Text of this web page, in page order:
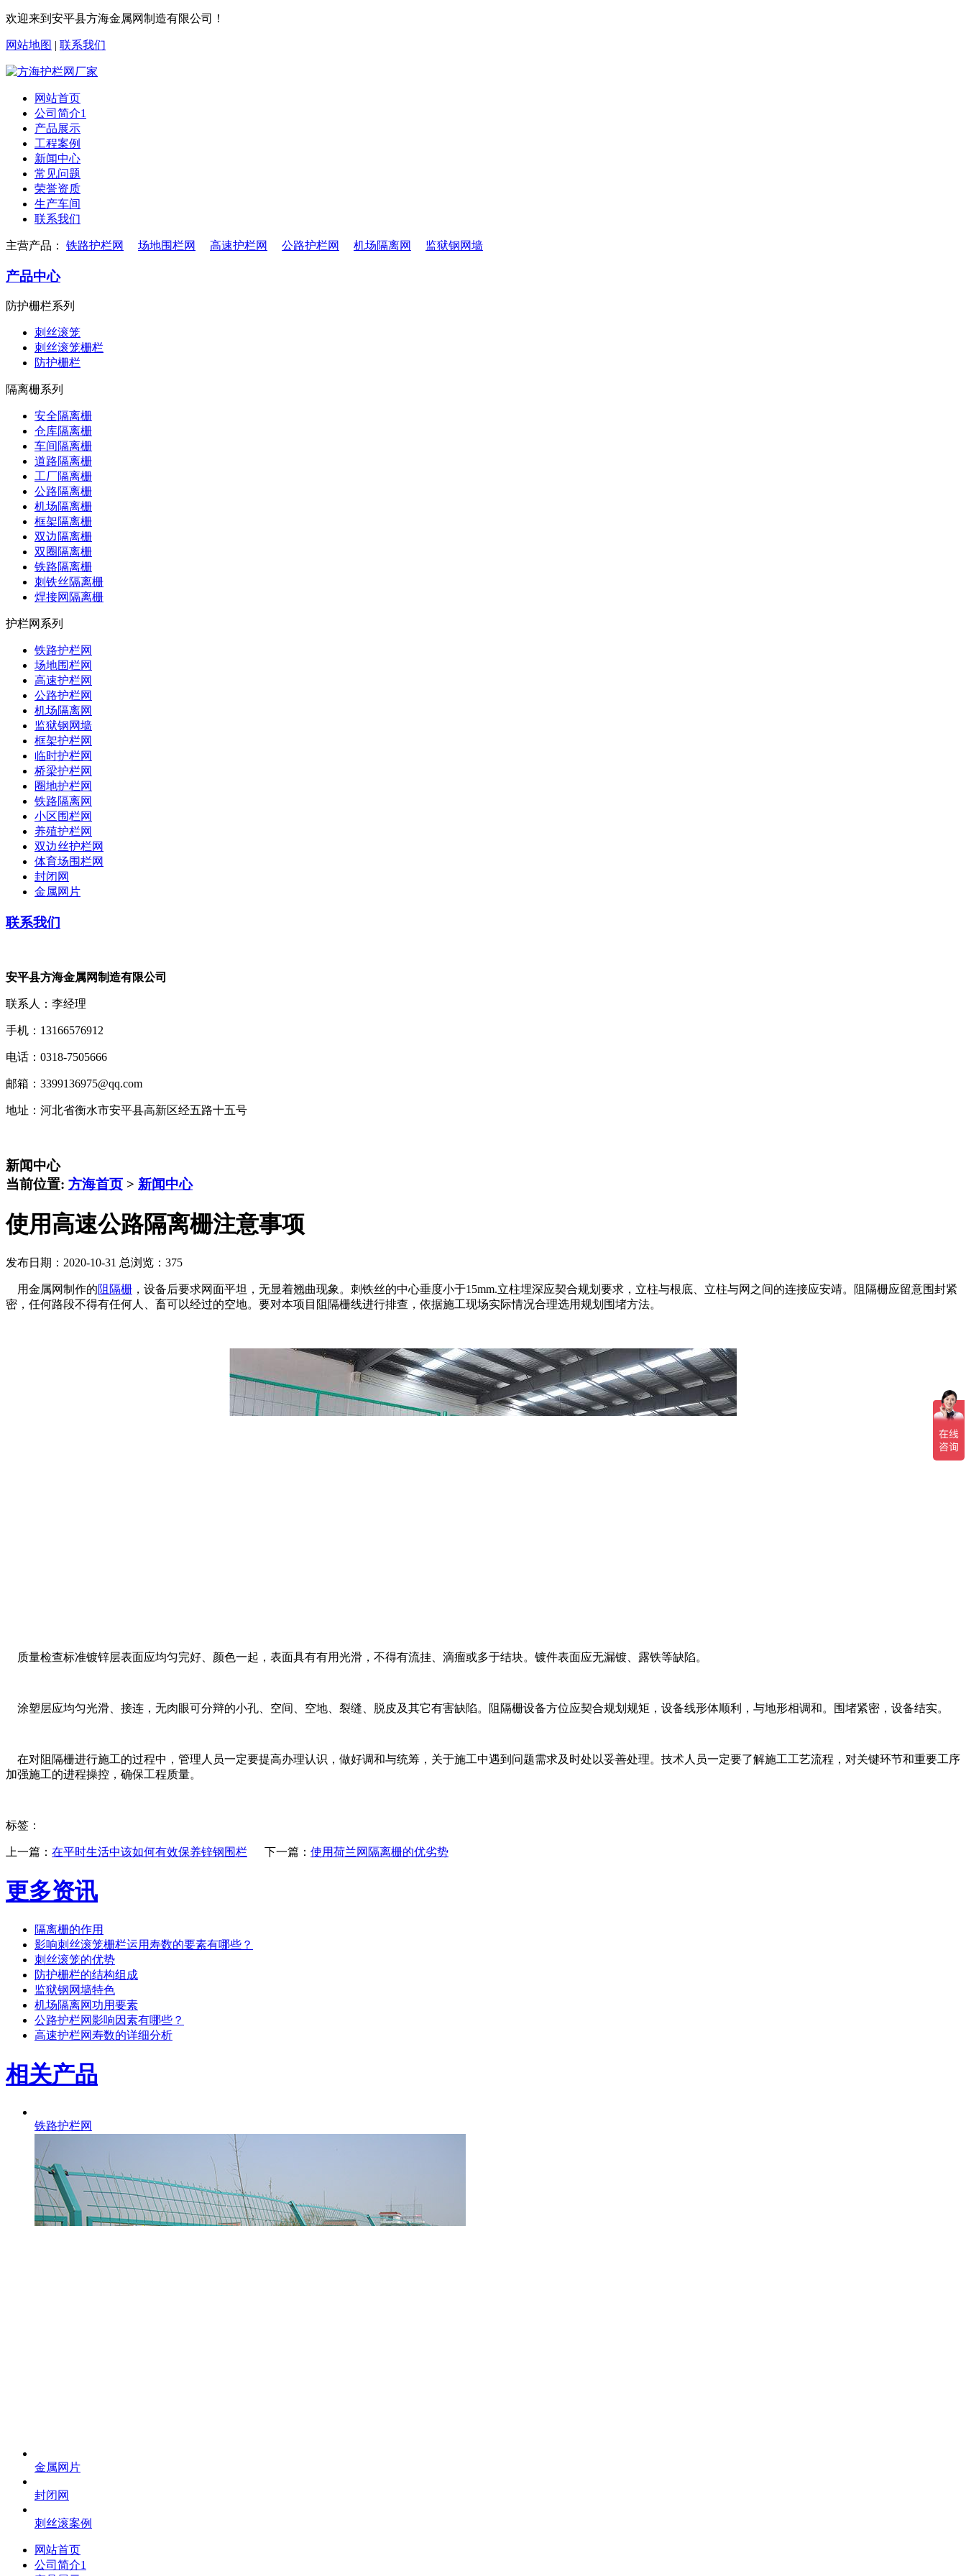
欢迎来到安平县方海金属网制造有限公司！
网站地图 | 联系我们
网站首页
公司简介1
产品展示
工程案例
新闻中心
常见问题
荣誉资质
生产车间
联系我们
主营产品： 铁路护栏网 场地围栏网 高速护栏网 公路护栏网 机场隔离网 监狱钢网墙
产品中心
防护栅栏系列
刺丝滚笼
刺丝滚笼栅栏
防护栅栏
隔离栅系列
安全隔离栅
仓库隔离栅
车间隔离栅
道路隔离栅
工厂隔离栅
公路隔离栅
机场隔离栅
框架隔离栅
双边隔离栅
双圈隔离栅
铁路隔离栅
刺铁丝隔离栅
焊接网隔离栅
护栏网系列
铁路护栏网
场地围栏网
高速护栏网
公路护栏网
机场隔离网
监狱钢网墙
框架护栏网
临时护栏网
桥梁护栏网
圈地护栏网
铁路隔离网
小区围栏网
养殖护栏网
双边丝护栏网
体育场围栏网
封闭网
金属网片
联系我们
安平县方海金属网制造有限公司
联系人：李经理
手机：13166576912
电话：0318-7505666
邮箱：3399136975@qq.com
地址：河北省衡水市安平县高新区经五路十五号
新闻中心
当前位置: 方海首页 > 新闻中心
使用高速公路隔离栅注意事项
发布日期：2020-10-31 总浏览： 375
用金属网制作的阻隔栅 ，设备后要求网面平坦，无显着翘曲现象。刺铁丝的中心垂度小于15mm.立柱埋深应契合规划要求，立柱与根底、立柱与网之间的连接应安靖。阻隔栅应留意围封紧
密，任何路段不得有任何人、畜可以经过的空地。要对本项目阻隔栅线进行排查，依据施工现场实际情况合理选用规划围堵方法。
质量检查标准镀锌层表面应均匀完好、颜色一起，表面具有有用光滑，不得有流挂、滴瘤或多于结块。镀件表面应无漏镀、露铁等缺陷。
涂塑层应均匀光滑、接连，无肉眼可分辩的小孔、空间、空地、裂缝、脱皮及其它有害缺陷。阻隔栅设备方位应契合规划规矩，设备线形体顺利，与地形相调和。围堵紧密，设备结实。
在对阻隔栅进行施工的过程中，管理人员一定要提高办理认识，做好调和与统筹，关于施工中遇到问题需求及时处以妥善处理。技术人员一定要了解施工工艺流程，对关键环节和重要工序
加强施工的进程操控，确保工程质量。
标签：
上一篇： 在平时生活中该如何有效保养锌钢围栏 下一篇： 使用荷兰网隔离栅的优劣势
更多资讯
隔离栅的作用
影响刺丝滚笼栅栏运用寿数的要素有哪些？
刺丝滚笼的优势
防护栅栏的结构组成
监狱钢网墙特色
机场隔离网功用要素
公路护栏网影响因素有哪些？
高速护栏网寿数的详细分析
相关产品
铁路护栏网
金属网片
封闭网
刺丝滚案例
网站首页
公司简介1